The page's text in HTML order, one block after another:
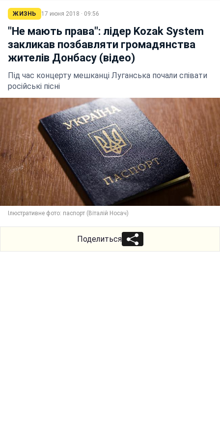
ЖИЗНЬ 17 июня 2018 · 09:56
"Не мають права": лідер Kozak System
закликав позбавляти громадянства
жителів Донбасу (відео)
Під час концерту мешканці Луганська почали співати
російські пісні
Ілюстративне фото: паспорт (Віталій Носач)
Поделиться